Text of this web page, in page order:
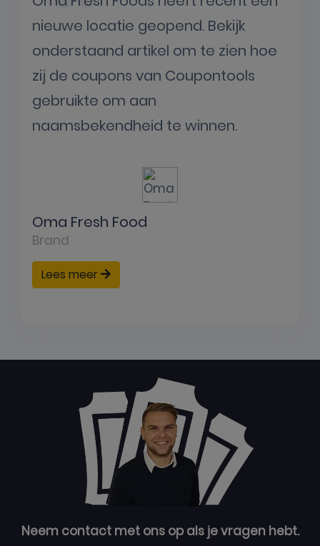
nieuwe locatie geopend. Bekijk
onderstaand artikel om te zien hoe
zij de coupons van Coupontools
gebruikte om aan
naamsbekendheid te winnen.
Oma Fresh Food
Brand
Lees meer
Neem contact met ons op als je vragen hebt.